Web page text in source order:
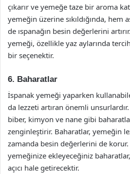
çıkarır ve yemeğe taze bir aroma
yemeğin üzerine sıkıldığında,
de ıspanağın besin değerlerini
yemeği, özellikle yaz aylarında
bir seçenektir.
6. Baharatlar
İspanak yemeği yaparken
da lezzeti artıran önemli
biber, kimyon ve nane gibi
zenginleştirir. Baharatlar, yemeğin
zamanda besin değerlerini de korur.
yemeğinize ekleyeceğiniz
açıcı hale getirecektir.